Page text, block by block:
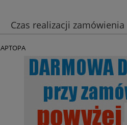
Czas realizacji zamówienia